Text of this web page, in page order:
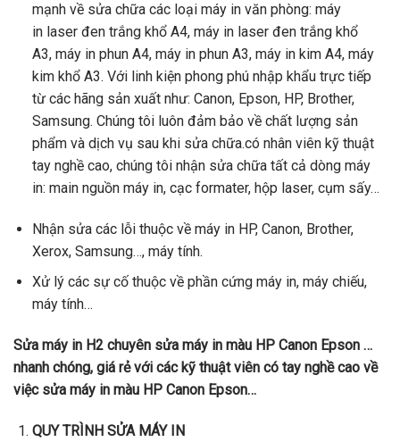
mạnh về sửa chữa các loại máy in văn phòng: máy
in laser đen trắng khổ A4, máy in laser đen trắng khổ
A3, máy in phun A4, máy in phun A3, máy in kim A4, máy
kim khổ A3. Với linh kiện phong phú nhập khẩu trực tiếp
từ các hãng sản xuất như: Canon, Epson, HP, Brother,
Samsung. Chúng tôi luôn đảm bảo về chất lượng sản
phẩm và dịch vụ sau khi sửa chữa.có nhân viên kỹ thuật
tay nghề cao, chúng tôi nhận sửa chữa tất cả dòng máy
in: main nguồn máy in, cạc formater, hộp laser, cụm sấy…
Nhận sửa các lỗi thuộc về máy in HP, Canon, Brother,
Xerox, Samsung…, máy tính.
Xử lý các sự cố thuộc về phần cứng máy in, máy chiếu,
máy tính…
Sửa máy in H2 chuyên sửa máy in màu HP Canon Epson …
nhanh chóng, giá rẻ với các kỹ thuật viên có tay nghề cao về
việc sửa máy in màu HP Canon Epson…
QUY TRÌNH SỬA MÁY IN